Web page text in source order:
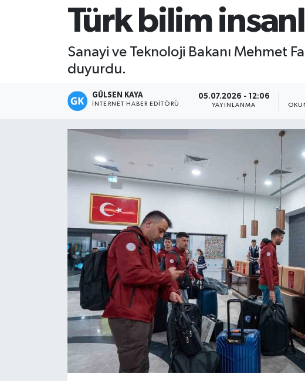
Türk bilim
Sanayi ve Teknoloji Bakanı Mehmet
duyurdu.
GÜLSEN KAYA
İNTERNET HABER EDITÖRÜ
05.07.2026 - 12:06
YAYINLANMA
Özel Haber
Resmi İlan
Sürmanşet
Teknoloji